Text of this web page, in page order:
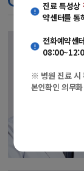
진료 특성상
약센터를 통
전화예약센
※ 병원 진료 시
본인확인 의무